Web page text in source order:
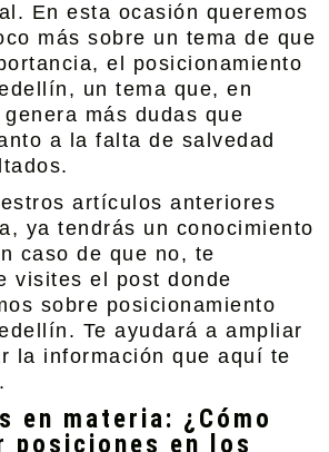
En esta ocasión queremos
más sobre un tema de que
el posicionamiento
, un tema que, en
más dudas que
a la falta de salvedad
artículos anteriores
ya tendrás un conocimiento
caso de que no, te
visites el post donde
sobre posicionamiento
. Te ayudará a ampliar
la información que aquí te
en materia: ¿Cómo
posiciones en los